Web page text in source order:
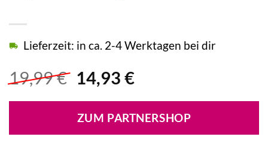
19,99€ Ursprünglicher
war:
19,99 €
14,93 €Aktueller
ist:
14,93 €.
Lieferzeit: in ca. 2-4 Werktagen bei dir
ZUM PARTNERSHOP